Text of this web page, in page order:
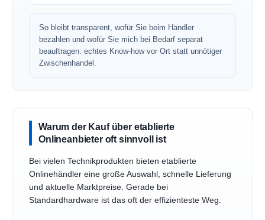
So bleibt transparent, wofür Sie beim Händler
bezahlen und wofür Sie mich bei Bedarf separat
beauftragen: echtes Know-how vor Ort statt unnötiger
Zwischenhandel.
Warum der Kauf über etablierte
Onlineanbieter oft sinnvoll ist
Bei vielen Technikprodukten bieten etablierte
Onlinehändler eine große Auswahl, schnelle Lieferung
und aktuelle Marktpreise. Gerade bei
Standardhardware ist das oft der effizienteste Weg.